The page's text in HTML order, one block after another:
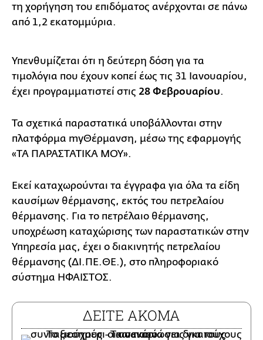
τη χορήγηση του επιδόματος ανέρχονται σε πάνω
από 1,2 εκατομμύρια.
Υπενθυμίζεται ότι η δεύτερη δόση για τα
τιμολόγια που έχουν κοπεί έως τις 31 Ιανουαρίου,
έχει προγραμματιστεί στις 28 Φεβρουαρίου.
Τα σχετικά παραστατικά υποβάλλονται στην
πλατφόρμα myΘέρμανση, μέσω της εφαρμογής
«ΤΑ ΠΑΡΑΣΤΑΤΙΚΑ ΜΟΥ».
Εκεί καταχωρούνται τα έγγραφα για όλα τα είδη
καυσίμων θέρμανσης, εκτός του πετρελαίου
θέρμανσης. Για το πετρέλαιο θέρμανσης,
υποχρέωση καταχώρισης των παραστατικών στην
Υπηρεσία μας, έχει ο διακινητής πετρελαίου
θέρμανσης (ΔΙ.ΠΕ.ΘΕ.), στο πληροφοριακό
σύστημα ΗΦΑΙΣΤΟΣ.
ΔΕΙΤΕ ΑΚΟΜΑ